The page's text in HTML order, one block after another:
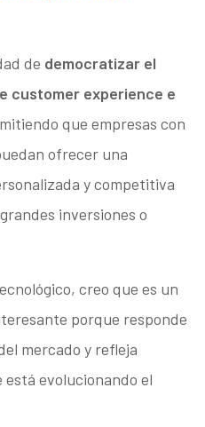
de democratizar el
customer experience e
que empresas con
ofrecer una
y competitiva
inversiones o
creo que es un
porque responde
mercado y refleja
evolucionando el